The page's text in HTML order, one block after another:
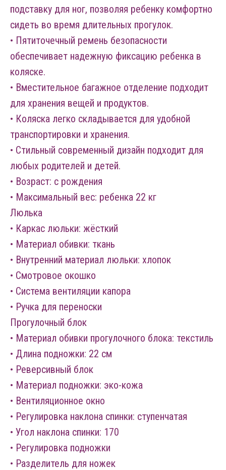
подставку для ног, позволяя ребенку комфортно
сидеть во время длительных прогулок.
• Пятиточечный ремень безопасности
обеспечивает надежную фиксацию ребенка в
коляске.
• Вместительное багажное отделение подходит
для хранения вещей и продуктов.
• Коляска легко складывается для удобной
транспортировки и хранения.
• Стильный современный дизайн подходит для
любых родителей и детей.
• Возраст: с рождения
• Максимальный вес: ребенка 22 кг
Люлька
• Каркас люльки: жёсткий
• Материал обивки: ткань
• Внутренний материал люльки: хлопок
• Смотровое окошко
• Система вентиляции капора
• Ручка для переноски
Прогулочный блок
• Материал обивки прогулочного блока: текстиль
• Длина подножки: 22 см
• Реверсивный блок
• Материал подножки: эко-кожа
• Вентиляционное окно
• Регулировка наклона спинки: ступенчатая
• Угол наклона спинки: 170
• Регулировка подножки
• Разделитель для ножек